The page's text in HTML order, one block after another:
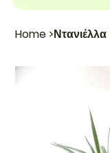
Home >Ντανιέλλα